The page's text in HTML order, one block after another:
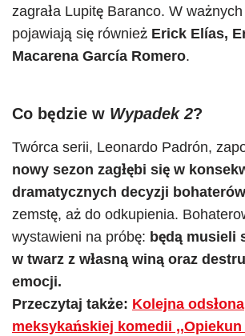
zagrała Lupitę Baranco. W
pojawiają się również Erick Elías,
Macarena García Romero.
Co będzie w Wypadek 2?
Twórca serii, Leonardo Padrón,
nowy sezon zagłębi się w
dramatycznych decyzji bohaterów
zemstę, aż do odkupienia.
wystawieni na próbę: będą musieli
w twarz z własną winą oraz
emocji.
Przeczytaj także: Kolejna odsłona
meksykańskiej komedii